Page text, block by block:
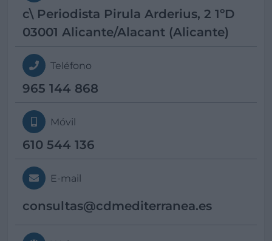
c\ Periodista Pirula Arderius, 2 1ºD
03001 Alicante/Alacant (Alicante)
Teléfono
965 144 868
Móvil
610 544 136
E-mail
consultas@cdmediterranea.es